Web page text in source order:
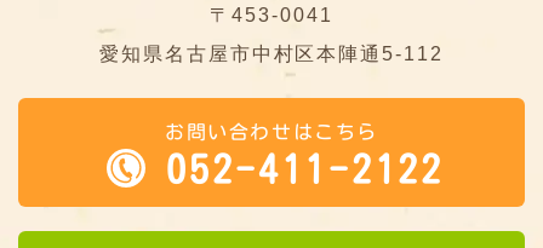
〒453-0041
愛知県名古屋市中村区本陣通5-112
お問い合わせはこちら
052-411-2122